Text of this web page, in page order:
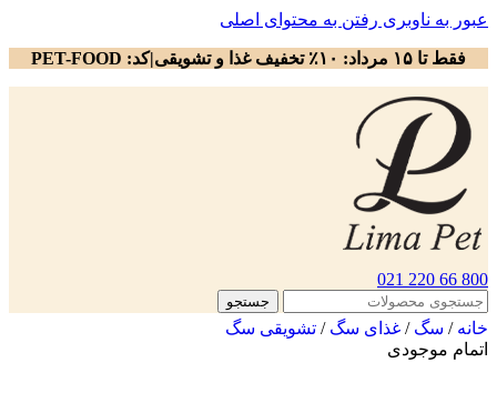
عبور به ناوبری رفتن به محتوای اصلی
فقط تا ۱۵ مرداد: ۱۰٪ تخفیف غذا و تشویقی|کد: PET-FOOD
800 66 220 021
جستجو
خانه/ سگ/ غذای سگ/ تشویقی سگ
اتمام موجودی